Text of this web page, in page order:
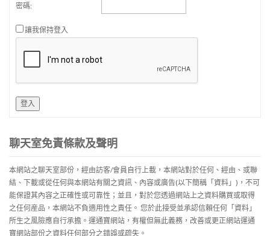
密碼:
讓我保持登入
登入
聊天室免責條款及聲明
本網站之聊天室部份，經由訪客/會員自行上載，本網站對於任何、經由、或聯
結、下載或從任何與本網站有關之資訊、內容或廣告(以下簡稱「資料」)，不可
能保證其內容之正確性或可靠性；並且，對於您透過網站上之資料購買或取得
之任何産品，本網站不負適用性之責任。 您於此接受並承認信賴任何「資料」
所生之風險應自行承擔。運通寶網站，有權但無此義務，改善或更正網站運通
寶網站部份之資料任何部分之錯誤或疏失。